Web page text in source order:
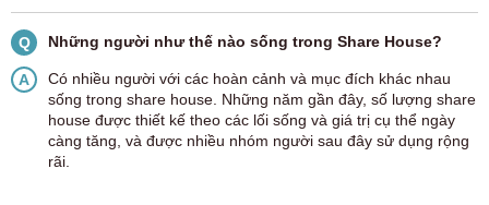
Q Những người như thế nào sống trong Share House?
A
Có nhiều người với các hoàn cảnh và mục đích khác nhau
sống trong share house. Những năm gần đây, số lượng share
house được thiết kế theo các lối sống và giá trị cụ thể ngày
càng tăng, và được nhiều nhóm người sau đây sử dụng rộng
rãi.